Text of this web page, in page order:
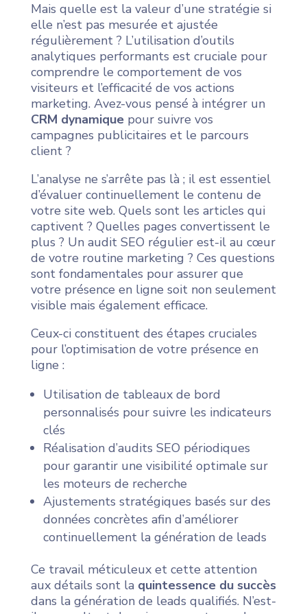
Mais quelle est la valeur d’une stratégie si
elle n’est pas mesurée et ajustée
régulièrement ? L’utilisation d’outils
analytiques performants est cruciale pour
comprendre le comportement de vos
visiteurs et l’efficacité de vos actions
marketing. Avez-vous pensé à intégrer un
CRM dynamiquepour suivre vos
campagnes publicitaires et le parcours
client ?
L’analyse ne s’arrête pas là ; il est essentiel
d’évaluer continuellement le contenu de
votre site web. Quels sont les articles qui
captivent ? Quelles pages convertissent le
plus ? Un audit SEO régulier est-il au cœur
de votre routine marketing ? Ces questions
sont fondamentales pour assurer que
votre présence en ligne soit non seulement
visible mais également efficace.
Ceux-ci constituent des étapes cruciales
pour l’optimisation de votre présence en
ligne :
Utilisation de tableaux de bord
personnalisés pour suivre les indicateurs
clés
Réalisation d’audits SEO périodiques
pour garantir une visibilité optimale sur
les moteurs de recherche
Ajustements stratégiques basés sur des
données concrètes afin d’améliorer
continuellement la génération de leads
Ce travail méticuleux et cette attention
aux détails sont la quintessence du succès
dans la génération de leads qualifiés. N’est-